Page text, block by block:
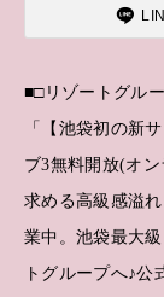
■□リゾートグル
「【池袋初の新
ブ3無料開放(オ
求める高級感溢
業中。池袋最大
トグループへ♪